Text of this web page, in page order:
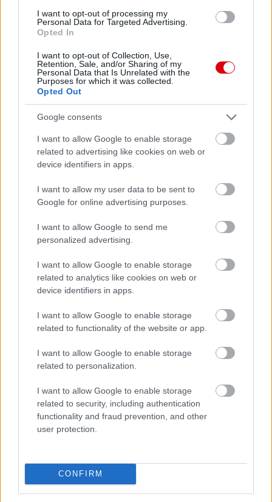
I want to opt-out of processing my
Personal Data for Targeted Advertising.
Opted In
I want to opt-out of Collection, Use,
Retention, Sale, and/or Sharing of my
Personal Data that Is Unrelated with the
Purposes for which it was collected.
Opted Out
Google consents
I want to allow Google to enable storage
related to advertising like cookies on web or
device identifiers in apps.
I want to allow my user data to be sent to
Google for online advertising purposes.
I want to allow Google to send me
personalized advertising.
I want to allow Google to enable storage
related to analytics like cookies on web or
device identifiers in apps.
I want to allow Google to enable storage
related to functionality of the website or app.
I want to allow Google to enable storage
related to personalization.
I want to allow Google to enable storage
related to security, including authentication
functionality and fraud prevention, and other
user protection.
CONFIRM
2 nap 12 óra 14 perc 23 másodperc
Leeds UnitedvsManchester United2026-08-12 20:30
AC MilanvsManchester United
ELŐZŐ MÉRKŐZÉSEK
Támogatás
Támogasd adományoddal
Kapcsolódó hírek
MASON GREENWOOD
HIVATALOS: GREENWOOD
TÁVOZIK